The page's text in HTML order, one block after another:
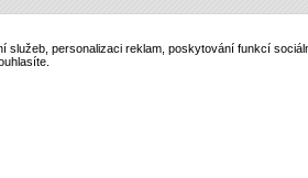
služeb, personalizaci reklam, poskytování funkcí